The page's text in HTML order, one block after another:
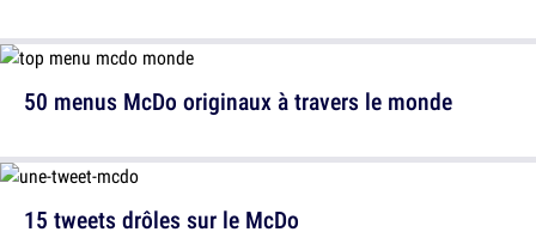
15 tweets drôles sur le McDo
50 menus McDo originaux à travers le monde